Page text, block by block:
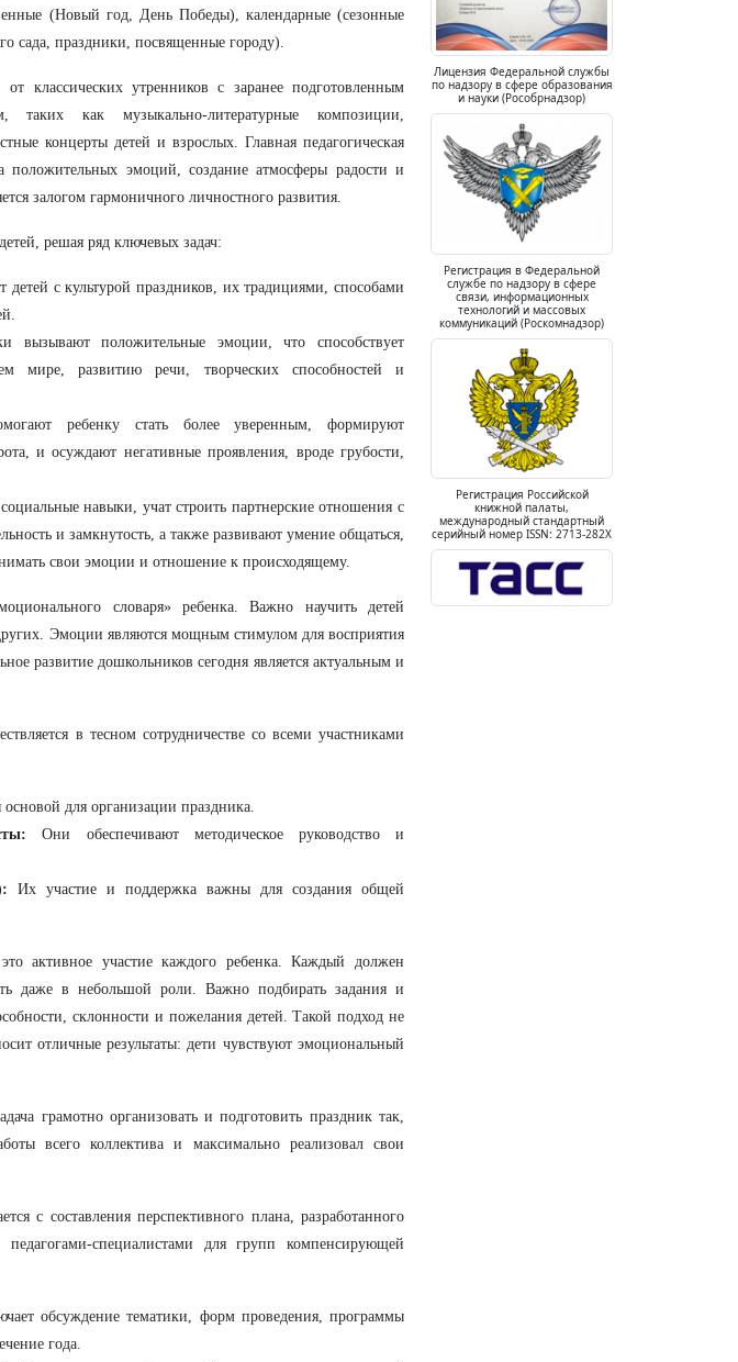
(Новый год, День Победы), календарные (сезонные
сада, праздники, посвященные городу).
классических утренников с заранее подготовленным
как музыкально-литературные композиции,
концерты детей и взрослых. Главная педагогическая
эмоций, создание атмосферы радости и
залогом гармоничного личностного развития.
решая ряд ключевых задач:
детей с культурой праздников, их традициями, способами
вызывают положительные эмоции, что способствует
мире, развитию речи, творческих способностей и
ребенку стать более уверенным, формируют
и осуждают негативные проявления, вроде грубости,
навыки, учат строить партнерские отношения с
и замкнутость, а также развивают умение общаться,
свои эмоции и отношение к происходящему.
словаря» ребенка. Важно научить детей
Эмоции являются мощным стимулом для восприятия
развитие дошкольников сегодня является актуальным и
в тесном сотрудничестве со всеми участниками
для организации праздника.
Они обеспечивают методическое руководство и
Их участие и поддержка важны для создания общей
активное участие каждого ребенка. Каждый должен
даже в небольшой роли. Важно подбирать задания и
склонности и пожелания детей. Такой подход не
отличные результаты: дети чувствуют эмоциональный
грамотно организовать и подготовить праздник так,
всего коллектива и максимально реализовал свои
с составления перспективного плана, разработанного
специалистами для групп компенсирующей
обсуждение тематики, форм проведения, программы
года.
Лицензия Федеральной службы
по надзору в сфере образования
и науки (Рособрнадзор)
Регистрация в Федеральной
службе по надзору в сфере
связи, информационных
технологий и массовых
коммуникаций (Роскомнадзор)
Регистрация Российской
книжной палаты,
международный стандартный
серийный номер ISSN: 2713-282X